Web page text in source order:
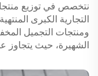
نتخصص في توزيع
التجارية الكبرى
ومنتجات التجميل
الشهيرة، حيث يتجاوز عدد